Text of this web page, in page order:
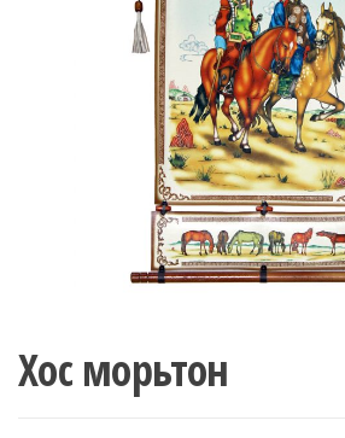
Хос морьтон